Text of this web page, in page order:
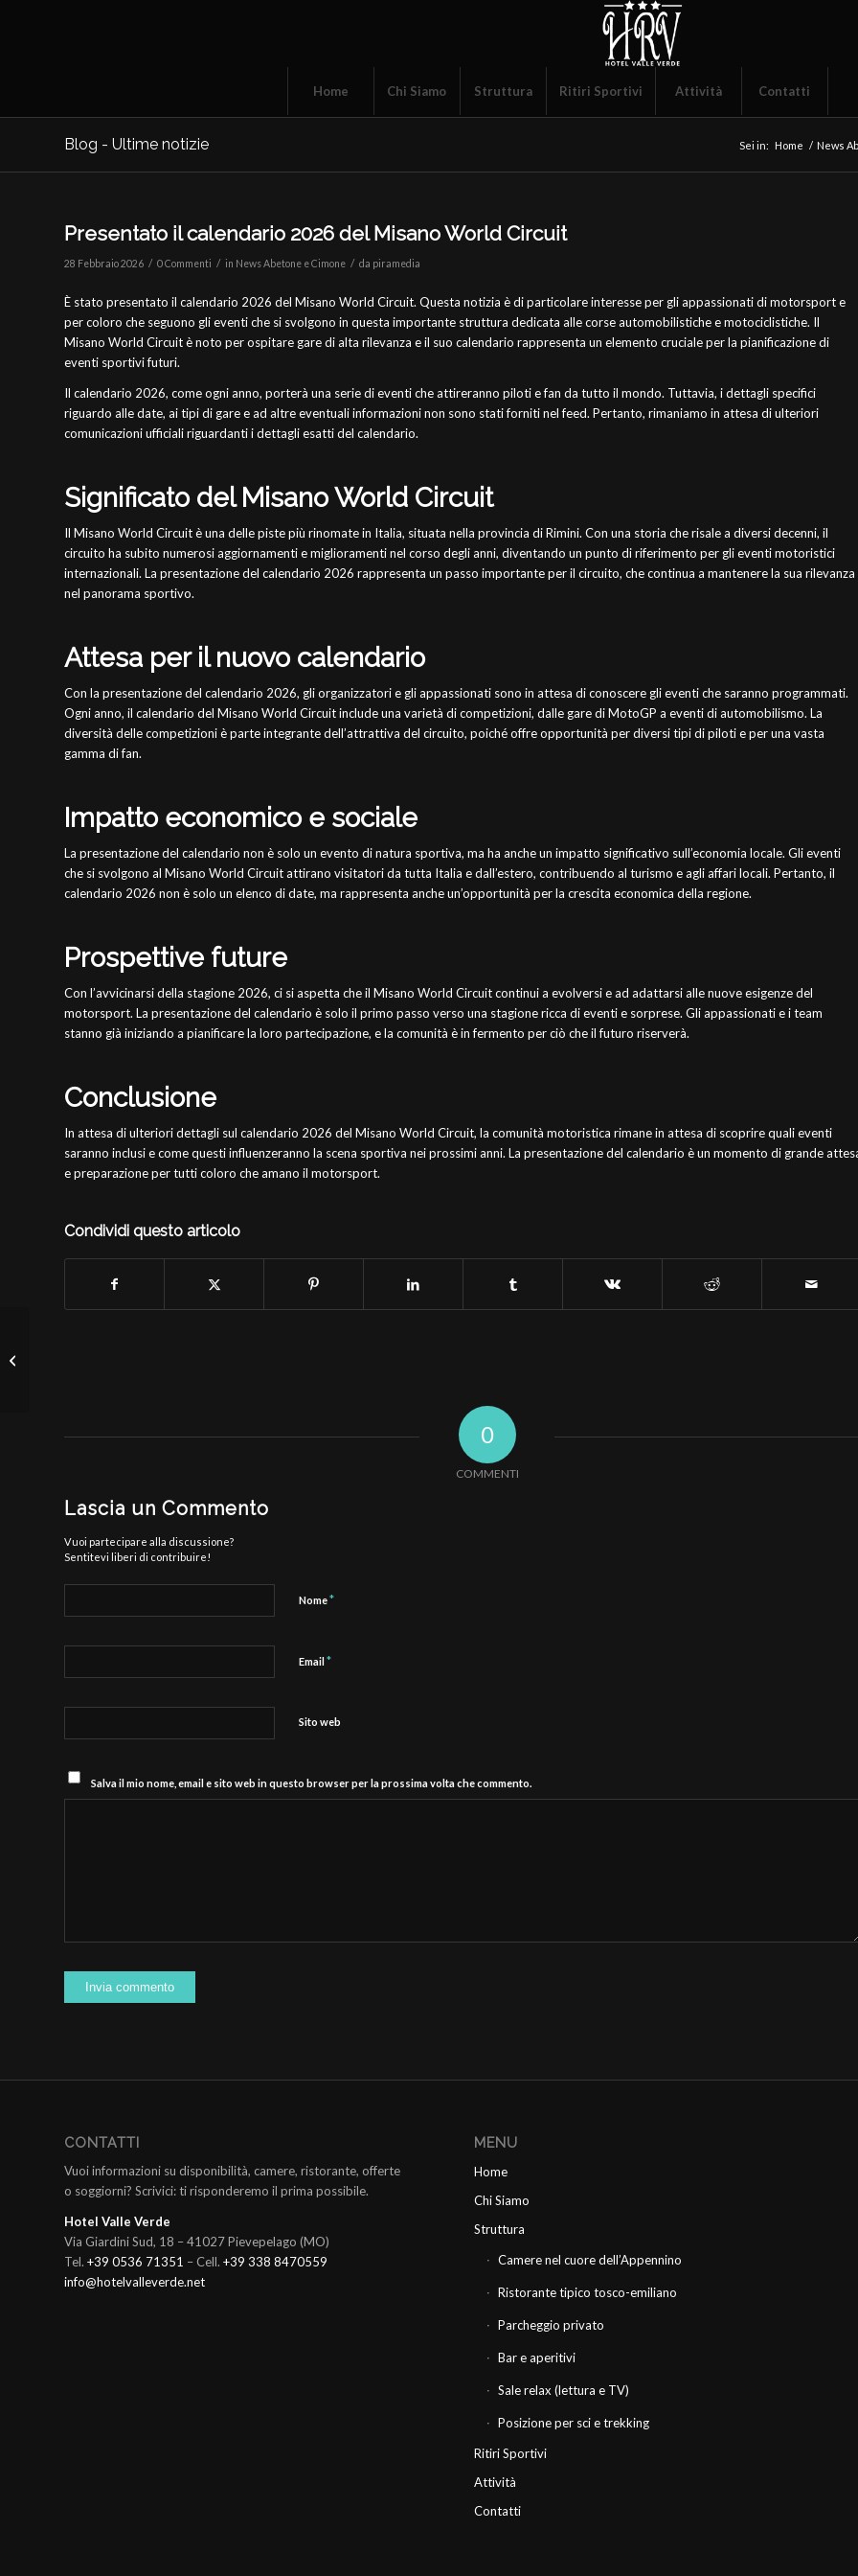
Home Chi Siamo Struttura Ritiri Sportivi Attività Contatti
Blog - Ultime notizie Sei in: Home / News
Presentato il calendario 2026 del Misano World Circuit
28 Febbraio 2026 / 0 Commenti / in News Abetone e Cimone / da piramedia
È stato presentato il calendario 2026 del Misano World Circuit. Questa notizia è di particolare interesse per gli appassionati di motorsport e
per coloro che seguono gli eventi che si svolgono in questa importante struttura dedicata alle corse automobilistiche e motociclistiche. Il
Misano World Circuit è noto per ospitare gare di alta rilevanza e il suo calendario rappresenta un elemento cruciale per la pianificazione di
eventi sportivi futuri.
Il calendario 2026, come ogni anno, porterà una serie di eventi che attireranno piloti e fan da tutto il mondo. Tuttavia, i dettagli specifici
riguardo alle date, ai tipi di gare e ad altre eventuali informazioni non sono stati forniti nel feed. Pertanto, rimaniamo in attesa di ulteriori
comunicazioni ufficiali riguardanti i dettagli esatti del calendario.
Significato del Misano World Circuit
Il Misano World Circuit è una delle piste più rinomate in Italia, situata nella provincia di Rimini. Con una storia che risale a diversi decenni, il
circuito ha subito numerosi aggiornamenti e miglioramenti nel corso degli anni, diventando un punto di riferimento per gli eventi motoristici
internazionali. La presentazione del calendario 2026 rappresenta un passo importante per il circuito, che continua a mantenere la sua rilevanza
nel panorama sportivo.
Attesa per il nuovo calendario
Con la presentazione del calendario 2026, gli organizzatori e gli appassionati sono in attesa di conoscere gli eventi che saranno programmati.
Ogni anno, il calendario del Misano World Circuit include una varietà di competizioni, dalle gare di MotoGP a eventi di automobilismo. La
diversità delle competizioni è parte integrante dell’attrattiva del circuito, poiché offre opportunità per diversi tipi di piloti e per una vasta
gamma di fan.
Impatto economico e sociale
La presentazione del calendario non è solo un evento di natura sportiva, ma ha anche un impatto significativo sull’economia locale. Gli eventi
che si svolgono al Misano World Circuit attirano visitatori da tutta Italia e dall’estero, contribuendo al turismo e agli affari locali. Pertanto, il
calendario 2026 non è solo un elenco di date, ma rappresenta anche un’opportunità per la crescita economica della regione.
Prospettive future
Con l’avvicinarsi della stagione 2026, ci si aspetta che il Misano World Circuit continui a evolversi e ad adattarsi alle nuove esigenze del
motorsport. La presentazione del calendario è solo il primo passo verso una stagione ricca di eventi e sorprese. Gli appassionati e i team
stanno già iniziando a pianificare la loro partecipazione, e la comunità è in fermento per ciò che il futuro riserverà.
Conclusione
In attesa di ulteriori dettagli sul calendario 2026 del Misano World Circuit, la comunità motoristica rimane in attesa di scoprire quali eventi
saranno inclusi e come questi influenzeranno la scena sportiva nei prossimi anni. La presentazione del calendario è un momento di grande
e preparazione per tutti coloro che amano il motorsport.
Condividi questo articolo
0
COMMENTI
Lascia un Commento
Vuoi partecipare alla discussione?
Sentitevi liberi di contribuire!
Nome*
Email *
Sito web
Salva il mio nome, email e sito web in questo browser per la prossima volta che commento.
CONTATTI
Vuoi informazioni su disponibilità, camere, ristorante, offerte
o soggiorni? Scrivici: ti risponderemo il prima possibile.
Hotel Valle Verde
Via Giardini Sud, 18 – 41027 Pievepelago (MO)
Tel. +39 0536 71351 – Cell. +39 338 8470559
info@hotelvalleverde.net
MENU
Home
Chi Siamo
Struttura
Camere nel cuore dell’Appennino
Ristorante tipico tosco-emiliano
Parcheggio privato
Bar e aperitivi
Sale relax (lettura e TV)
Posizione per sci e trekking
Ritiri Sportivi
Attività
Contatti